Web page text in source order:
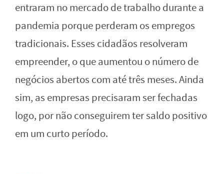
entraram no mercado de trabalho durante a
pandemia porque perderam os empregos
tradicionais. Esses cidadãos resolveram
empreender, o que aumentou o número de
negócios abertos com até três meses. Ainda
sim, as empresas precisaram ser fechadas
logo, por não conseguirem ter saldo positivo
em um curto período.